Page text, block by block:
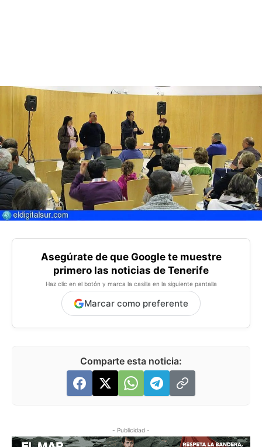
Asegúrate de que Google te muestre
primero las noticias de Tenerife
Haz clic en el botón y marca la casilla en la siguiente pantalla
Marcar como preferente
Comparte esta noticia:
- Publicidad -